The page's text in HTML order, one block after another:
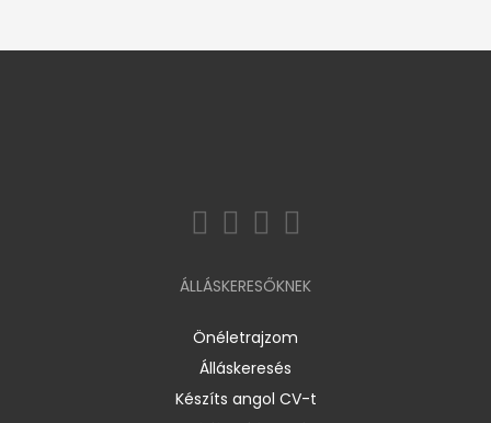
ÁLLÁSKERESŐKNEK
Önéletrajzom
Álláskeresés
Készíts angol CV-t